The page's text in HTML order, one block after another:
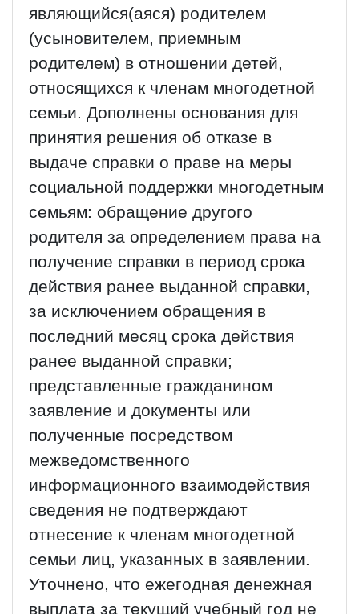
являющийся(аяся) родителем
(усыновителем, приемным
родителем) в отношении детей,
относящихся к членам многодетной
семьи. Дополнены основания для
принятия решения об отказе в
выдаче справки о праве на меры
социальной поддержки многодетным
семьям: обращение другого
родителя за определением права на
получение справки в период срока
действия ранее выданной справки,
за исключением обращения в
последний месяц срока действия
ранее выданной справки;
представленные гражданином
заявление и документы или
полученные посредством
межведомственного
информационного взаимодействия
сведения не подтверждают
отнесение к членам многодетной
семьи лиц, указанных в заявлении.
Уточнено, что ежегодная денежная
выплата за текущий учебный год не